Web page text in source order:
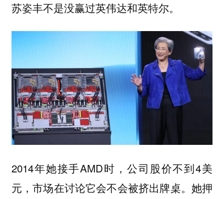
苏姿丰不是没赢过英伟达和英特尔。
2014年她接手AMD时，公司股价不到4美
元，市场在讨论它会不会被挤出牌桌。她押